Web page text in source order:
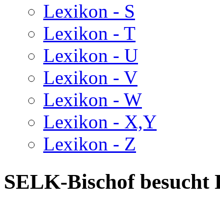
Lexikon - S
Lexikon - T
Lexikon - U
Lexikon - V
Lexikon - W
Lexikon - X,Y
Lexikon - Z
SELK-Bischof besucht